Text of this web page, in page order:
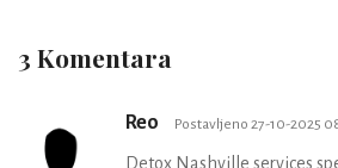
3 Komentara
Reo Postavljeno 27-10-2025
Detox Nashville services